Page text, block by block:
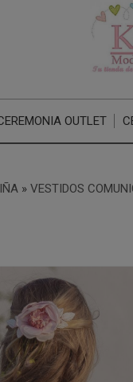
OUTLET
» VESTIDOS